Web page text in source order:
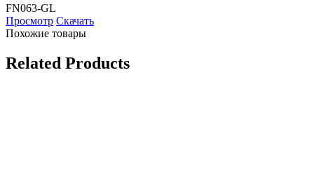
FN063-GL
Просмотр Скачать
Похожие товары
Related Products